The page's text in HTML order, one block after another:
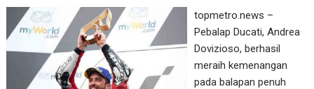
topmetro.news –
Pebalap Ducati, Andrea
Dovizioso, berhasil
meraih kemenangan
pada balapan penuh